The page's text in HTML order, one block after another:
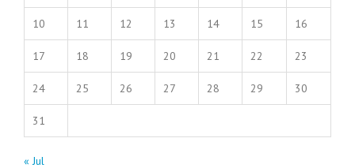
10 11 12 13 14 15 16
17 18 19 20 21 22 23
24 25 26 27 28 29 30
31
« Jul